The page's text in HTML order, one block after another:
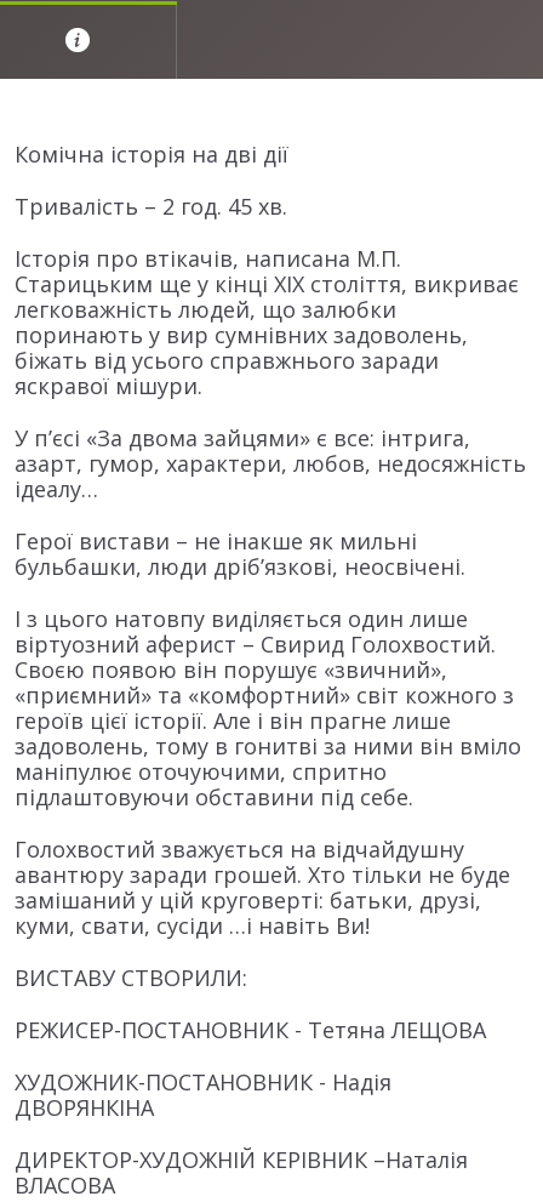
Комічна історія на дві дії
Тривалість – 2 год. 45 хв.
Історія про втікачів, написана М.П.
Старицьким ще у кінці ХІХ століття, викриває
легковажність людей, що залюбки
поринають у вир сумнівних задоволень,
біжать від усього справжнього заради
яскравої мішури.
У п’єсі «За двома зайцями» є все: інтрига,
азарт, гумор, характери, любов, недосяжність
ідеалу…
Герої вистави – не інакше як мильні
бульбашки, люди дріб’язкові, неосвічені.
І з цього натовпу виділяється один лише
віртуозний аферист – Свирид Голохвостий.
Своєю появою він порушує «звичний»,
«приємний» та «комфортний» світ кожного з
героїв цієї історії. Але і він прагне лише
задоволень, тому в гонитві за ними він вміло
маніпулює оточуючими, спритно
підлаштовуючи обставини під себе.
Голохвостий зважується на відчайдушну
авантюру заради грошей. Хто тільки не буде
замішаний у цій круговерті: батьки, друзі,
куми, свати, сусіди …і навіть Ви!
ВИСТАВУ СТВОРИЛИ:
РЕЖИСЕР-ПОСТАНОВНИК - Тетяна ЛЕЩОВА
ХУДОЖНИК-ПОСТАНОВНИК - Надія
ДВОРЯНКІНА
ДИРЕКТОР-ХУДОЖНІЙ КЕРІВНИК –Наталія
ВЛАСОВА